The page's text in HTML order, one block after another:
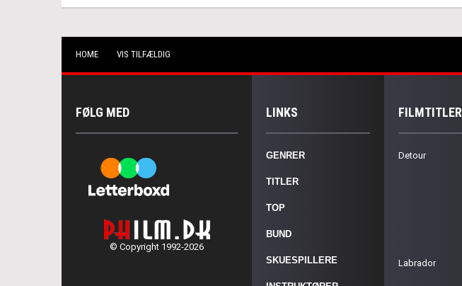
HOME VIS TILFÆLDIG
FØLG MED
© Copyright 1992-2026
LINKS
GENRER
TITLER
TOP
BUND
SKUESPILLERE
FILMTITLER
Detour
Labrador